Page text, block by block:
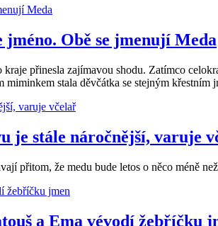
Obě se jmenují Meda
přinesla zajímavou shodu. Zatímco
stala děvčátka se stejným křestním
je stále náročnější, varuje
přitom, že medu bude letos o něco méně
a Ema vévodí žebříčku